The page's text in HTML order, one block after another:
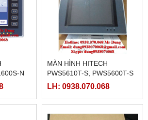
N
MÀN HÌNH HITECH
PWS5610T-S, PWS5600T-S
LH: 0938.070.068